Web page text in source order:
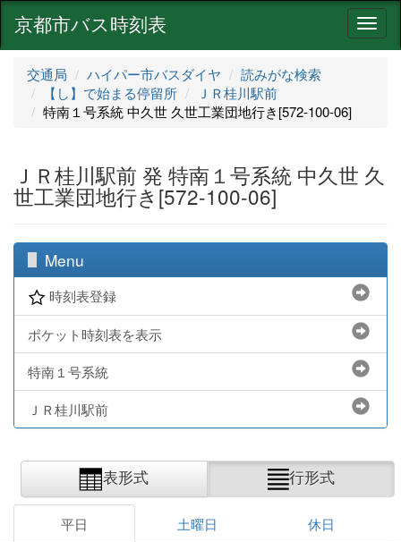
ナ
ビ
京都市バス時刻表
交通局 ハイパー市バスダイヤ
読みがな検索
【し】で始まる停留所
ＪＲ桂川駅前
特南１号系統 中久世 久世工業団地行き[572-100-06]
ＪＲ桂川駅前 発 特南１号系統 中久世 久
世工業団地行き[572-100-06]
Menu
時刻表登録
ポケット時刻表を表示
特南１号系統
ＪＲ桂川駅前
表形式 行形式
平日 土曜日 休日